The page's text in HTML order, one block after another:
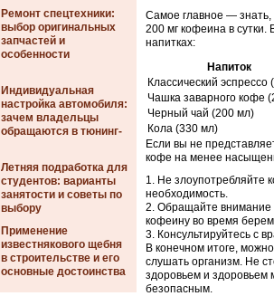
Ремонт спецтехники:
выбор оригинальных
запчастей и
особенности
Индивидуальная
настройка автомобиля:
зачем владельцы
обращаются в тюнинг-
Летняя подработка для
студентов: варианты
занятости и советы по
выбору
Применение
известнякового щебня
в строительстве и его
основные достоинства
Самое главное —
200 мг кофеина в
напитках:
Напиток
Классический эспрессо
Чашка заварного кофе
Черный чай (200 мл)
Кола (330 мл)
Если вы не
кофе на менее
Не злоупотребляйте
необходимость.
Обращайте внимание
кофеину во время
Консультируйтесь с
В конечном итоге,
слушать организм. Не
здоровьем и
безопасным.